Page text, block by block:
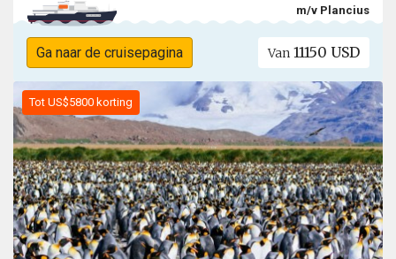
m/v Plancius
Ga naar de cruisepagina Van 11150 USD
Tot US$5800 korting